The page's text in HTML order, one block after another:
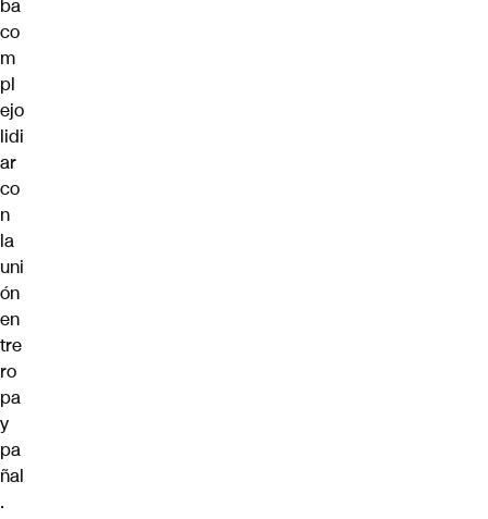
ba
co
m
pl
ejo
lidi
ar
co
n
la
uni
ón
en
tre
ro
pa
y
pa
ñal
.